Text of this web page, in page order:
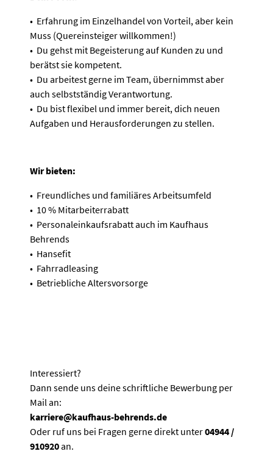
• Erfahrung im Einzelhandel von Vorteil, aber kein
Muss (Quereinsteiger willkommen!)
• Du gehst mit Begeisterung auf Kunden zu und
berätst sie kompetent.
• Du arbeitest gerne im Team, übernimmst aber
auch selbstständig Verantwortung.
• Du bist flexibel und immer bereit, dich neuen
Aufgaben und Herausforderungen zu stellen.
Wir bieten:
• Freundliches und familiäres Arbeitsumfeld
• 10 % Mitarbeiterrabatt
• Personaleinkaufsrabatt auch im Kaufhaus
Behrends
• Hansefit
• Fahrradleasing
• Betriebliche Altersvorsorge
Interessiert?
Dann sende uns deine schriftliche Bewerbung per
Mail an:
karriere@kaufhaus-behrends.de
Oder ruf uns bei Fragen gerne direkt unter04944 /
910920an.